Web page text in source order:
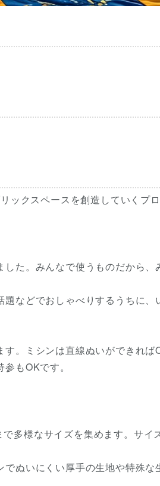
ックスペースを創造していくプ
た。みんなで使うものだから、
などでおしゃべりするうちに、
。ミシンは直線ぬいができれば
もOKです。
多様なサイズを集めます。サイ
ぬいにくい厚手の生地や特殊な